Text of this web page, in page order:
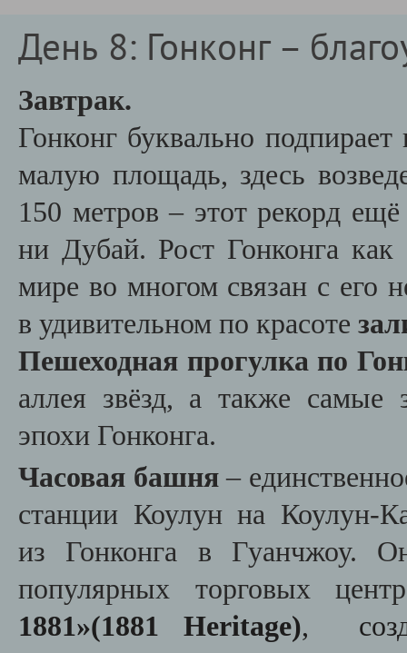
День 8: Гонконг –
Завтрак.
Гонконг буквально
малую площадь, здесь
150 метров – этот рекорд
ни Дубай. Рост Гонконга
мире во многом связан с его
в удивительном по красоте
Пешеходная прогулка по
аллея звёзд, а также самые
эпохи Гонконга.
Часовая башня–
станции Коулун на Коулун-
из Гонконга в Гуанчжоу.
популярных торговых
1881»(1881 Heritage),